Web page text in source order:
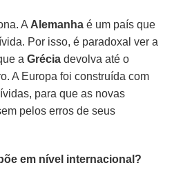
A Alemanha é um país que
Por isso, é paradoxal ver a
aGrécia devolva até o
A Europa foi construída com
para que as novas
pelos erros de seus
em nível internacional?